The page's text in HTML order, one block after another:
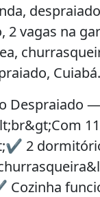
vagas na
Cuiabá.
Despraiado
2